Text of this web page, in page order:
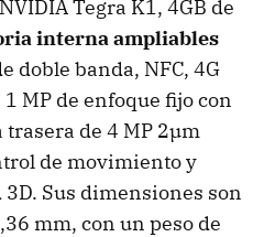
Tegra K1, 4GB de
interna ampliables
doble banda, NFC, 4G
MP de enfoque fijo con
de 4 MP 2µm
de movimiento y
Sus dimensiones son
mm, con un peso de